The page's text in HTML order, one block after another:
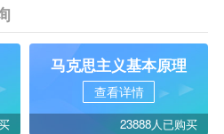
马克思主义基本原理
查看详情
23888人已购买